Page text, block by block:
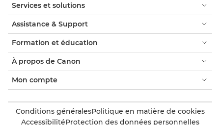
Services et solutions
Assistance & Support
Formation et éducation
À propos de Canon
Mon compte
Conditions généralesPolitique en matière de cookies
AccessibilitéProtection des données personnelles